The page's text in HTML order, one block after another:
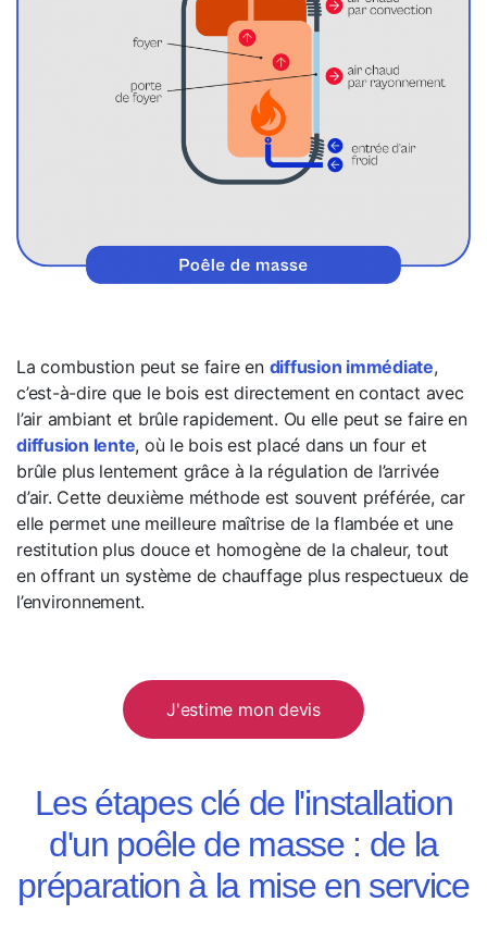
La combustion peut se faire en diffusion immédiate,
c’est-à-dire que le bois est directement en contact avec
l’air ambiant et brûle rapidement. Ou elle peut se faire en
diffusion lente, où le bois est placé dans un four et
brûle plus lentement grâce à la régulation de l’arrivée
d’air. Cette deuxième méthode est souvent préférée, car
elle permet une meilleure maîtrise de la flambée et une
restitution plus douce et homogène de la chaleur, tout
en offrant un système de chauffage plus respectueux de
l’environnement.
J'estime mon devis
Les étapes clé de l'installation
d'un poêle de masse : de la
préparation à la mise en service